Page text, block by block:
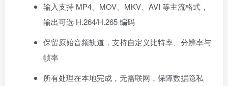
输入支持 MP4、MOV、MKV、AVI 等主流格式，
输出可选 H.264/H.265 编码
保留原始音频轨道，支持自定义比特率、分辨率与
帧率
所有处理在本地完成，无需联网，保障数据隐私